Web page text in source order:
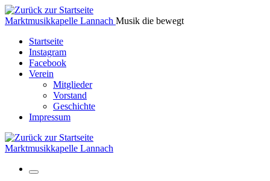
Zum
Inhalt
Marktmusikkapelle Lannach Musik die bewegt
Startseite
Instagram
Facebook
Verein
Mitglieder
Vorstand
Geschichte
Impressum
Marktmusikkapelle Lannach
Menü